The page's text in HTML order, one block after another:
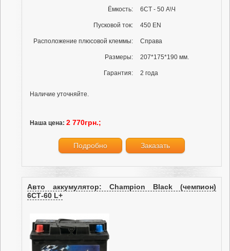
Ёмкость: 6СТ - 50 А\Ч
Пусковой ток: 450 EN
Расположение плюсовой клеммы: Справа
Размеры: 207*175*190 мм.
Гарантия: 2 года
Наличие уточняйте.
Наша цена: 2 770грн.;
Подробно Заказать
Авто аккумулятор: Champion Black (чемпион)
6СТ-60 L+